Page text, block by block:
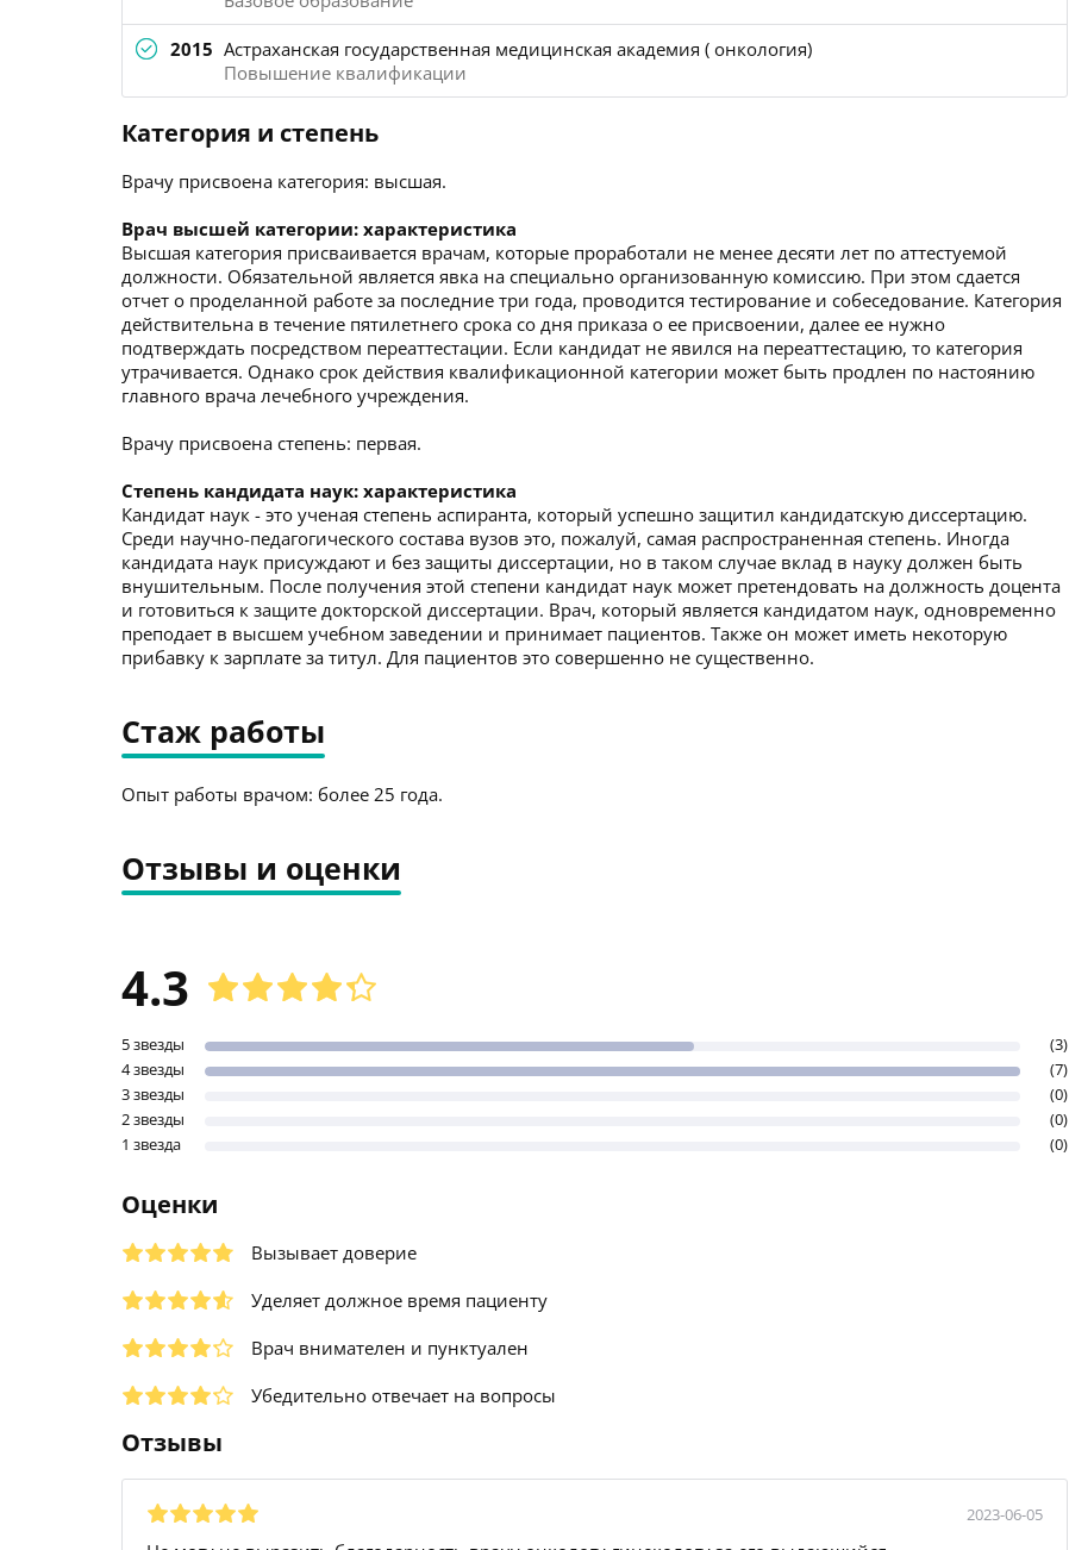
2015 Астраханская государственная медицинская академия ( онкология)
Повышение квалификации
Категория и степень
Врачу присвоена категория: высшая.
Врач высшей категории: характеристика
Высшая категория присваивается врачам, которые проработали не менее десяти лет по аттестуемой
должности. Обязательной является явка на специально организованную комиссию. При этом сдается
отчет о проделанной работе за последние три года, проводится тестирование и собеседование. Категория
действительна в течение пятилетнего срока со дня приказа о ее присвоении, далее ее нужно
подтверждать посредством переаттестации. Если кандидат не явился на переаттестацию, то категория
утрачивается. Однако срок действия квалификационной категории может быть продлен по настоянию
главного врача лечебного учреждения.
Врачу присвоена степень: первая.
Степень кандидата наук: характеристика
Кандидат наук - это ученая степень аспиранта, который успешно защитил кандидатскую диссертацию.
Среди научно-педагогического состава вузов это, пожалуй, самая распространенная степень. Иногда
кандидата наук присуждают и без защиты диссертации, но в таком случае вклад в науку должен быть
внушительным. После получения этой степени кандидат наук может претендовать на должность доцента
и готовиться к защите докторской диссертации. Врач, который является кандидатом наук, одновременно
преподает в высшем учебном заведении и принимает пациентов. Также он может иметь некоторую
прибавку к зарплате за титул. Для пациентов это совершенно не существенно.
Стаж работы
Опыт работы врачом: более 25 года.
Отзывы и оценки
4.3
5 звезды
(3)
4 звезды
(7)
3 звезды
(0)
2 звезды
(0)
1 звезда
(0)
Оценки
Вызывает доверие
Уделяет должное время пациенту
Врач внимателен и пунктуален
Убедительно отвечает на вопросы
Отзывы
2023-06-05